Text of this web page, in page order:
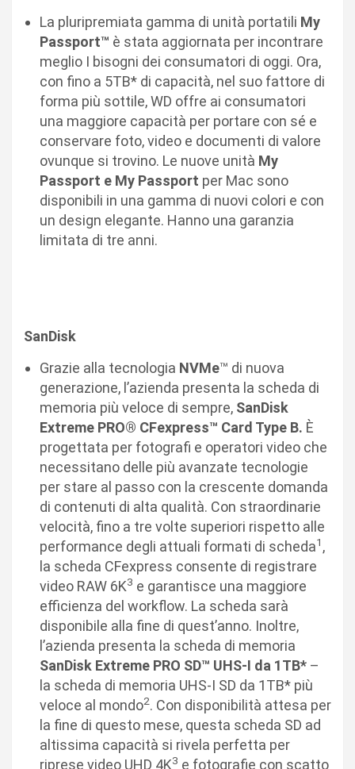
La pluripremiata gamma di unità portatili My
Passport™ è stata aggiornata per incontrare
meglio I bisogni dei consumatori di oggi. Ora,
con fino a 5TB* di capacità, nel suo fattore di
forma più sottile, WD offre ai consumatori
una maggiore capacità per portare con sé e
conservare foto, video e documenti di valore
ovunque si trovino. Le nuove unità My
Passport e My Passport per Mac sono
disponibili in una gamma di nuovi colori e con
un design elegante. Hanno una garanzia
limitata di tre anni.
SanDisk
Grazie alla tecnologia NVMe™ di nuova
generazione, l’azienda presenta la scheda di
memoria più veloce di sempre, SanDisk
Extreme PRO® CFexpress™ Card Type B. È
progettata per fotografi e operatori video che
necessitano delle più avanzate tecnologie
per stare al passo con la crescente domanda
di contenuti di alta qualità. Con straordinarie
velocità, fino a tre volte superiori rispetto alle
performance degli attuali formati di scheda1 ,
la scheda CFexpress consente di registrare
video RAW 6K3 e garantisce una maggiore
efficienza del workflow. La scheda sarà
disponibile alla fine di quest’anno. Inoltre,
l’azienda presenta la scheda di memoria
SanDisk Extreme PRO SD™ UHS-I da 1TB* –
la scheda di memoria UHS-I SD da 1TB* più
veloce al mondo2. Con disponibilità attesa per
la fine di questo mese, questa scheda SD ad
altissima capacità si rivela perfetta per
riprese video UHD 4K3 e fotografie con scatto